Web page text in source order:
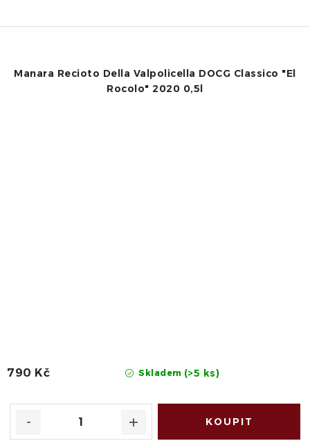
Manara Recioto Della Valpolicella DOCG Classico "El
Rocolo" 2020 0,5l
Skladem (>5 ks)
790 Kč